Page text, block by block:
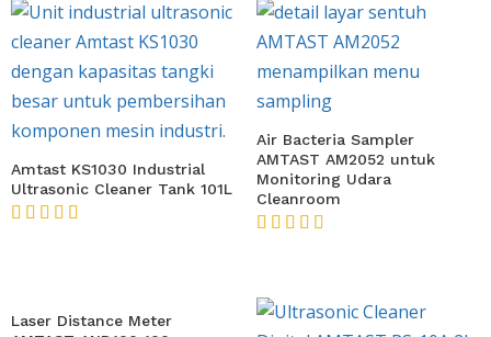
Amtast KS1030 Industrial
Ultrasonic Cleaner Tank 101L
Air Bacteria Sampler
AMTAST AM2052 untuk
Monitoring Udara
Cleanroom
Laser Distance Meter